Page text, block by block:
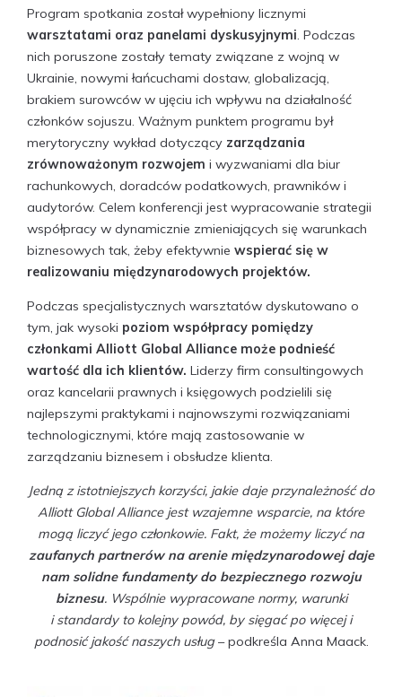
Program spotkania został wypełniony licznymi
warsztatami oraz panelami dyskusyjnymi. Podczas
nich poruszone zostały tematy związane z wojną w
Ukrainie, nowymi łańcuchami dostaw, globalizacją,
brakiem surowców w ujęciu ich wpływu na działalność
członków sojuszu. Ważnym punktem programu był
merytoryczny wykład dotyczący zarządzania
zrównoważonym rozwojem i wyzwaniami dla biur
rachunkowych, doradców podatkowych, prawników i
audytorów. Celem konferencji jest wypracowanie strategii
współpracy w dynamicznie zmieniających się warunkach
biznesowych tak, żeby efektywnie wspierać się w
realizowaniu międzynarodowych projektów.
Podczas specjalistycznych warsztatów dyskutowano o
tym, jak wysoki poziom współpracy pomiędzy
członkami Alliott Global Alliance może podnieść
wartość dla ich klientów. Liderzy firm consultingowych
oraz kancelarii prawnych i księgowych podzielili się
najlepszymi praktykami i najnowszymi rozwiązaniami
technologicznymi, które mają zastosowanie w
zarządzaniu biznesem i obsłudze klienta.
Jedną z istotniejszych korzyści, jakie daje przynależność do
Alliott Global Alliance jest wzajemne wsparcie, na które
mogą liczyć jego członkowie. Fakt, że możemy liczyć na
zaufanych partnerów na arenie międzynarodowej daje
nam solidne fundamenty do bezpiecznego rozwoju
biznesu. Wspólnie wypracowane normy, warunki
i standardy to kolejny powód, by sięgać po więcej i
podnosić jakość naszych usług– podkreśla Anna Maack.